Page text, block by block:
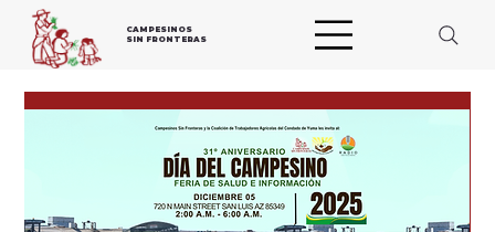
CAMPESINOS
SIN FRONTERAS